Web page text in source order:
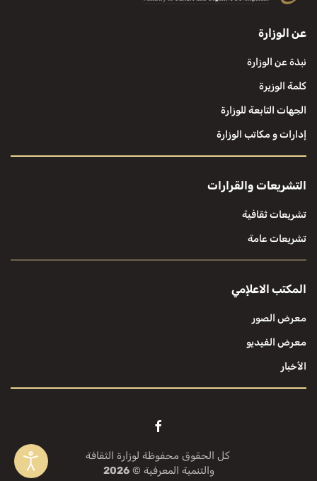
عن الوزارة
نبذة عن الوزارة
كلمة الوزيرة
الجهات التابعة للوزارة
إدارات و مكاتب الوزارة
التشريعات والقرارات
تشريعات ثقافية
تشريعات عامة
المكتب الاعلإمي
معرض الصور
معرض الفيديو
الأخبار
كل الحقوق محفوظة لوزارة الثقافة
والتنمية المعرفية ©2026